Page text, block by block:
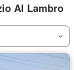
Al Lambro